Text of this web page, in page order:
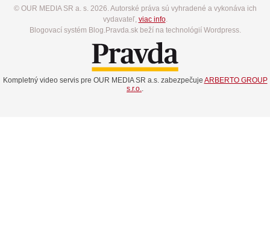
© OUR MEDIA SR a. s. 2026. Autorské práva sú vyhradené a vykonáva ich
vydavateľ, viac info.
Blogovací systém Blog.Pravda.sk beží na technológií Wordpress.
Kompletný video servis pre OUR MEDIA SR a.s. zabezpečuje ARBERTO GROUP
s.r.o..